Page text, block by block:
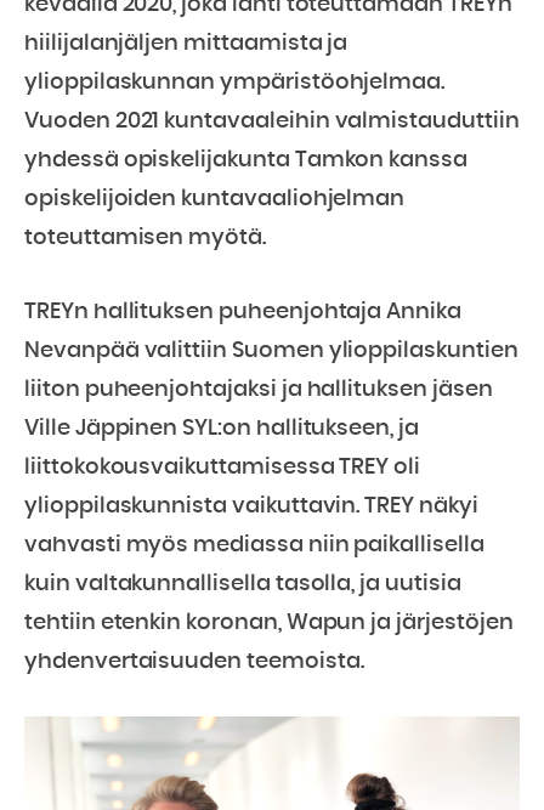
keväällä 2020, joka lähti toteuttamaan TREYn
hiilijalanjäljen mittaamista ja
ylioppilaskunnan ympäristöohjelmaa.
Vuoden 2021 kuntavaaleihin valmistauduttiin
yhdessä opiskelijakunta Tamkon kanssa
opiskelijoiden kuntavaaliohjelman
toteuttamisen myötä.
TREYn hallituksen puheenjohtaja Annika
Nevanpää valittiin Suomen ylioppilaskuntien
liiton puheenjohtajaksi ja hallituksen jäsen
Ville Jäppinen SYL:on hallitukseen, ja
liittokokousvaikuttamisessa TREY oli
ylioppilaskunnista vaikuttavin. TREY näkyi
vahvasti myös mediassa niin paikallisella
kuin valtakunnallisella tasolla, ja uutisia
tehtiin etenkin koronan, Wapun ja järjestöjen
yhdenvertaisuuden teemoista.